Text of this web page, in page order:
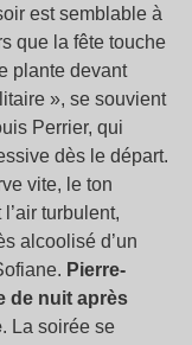
est semblable à
que la fête touche
plante devant
», se souvient
Perrier, qui
dès le départ.
vite, le ton
turbulent,
alcoolisé d’un
Pierre-
de nuit après
. La soirée se